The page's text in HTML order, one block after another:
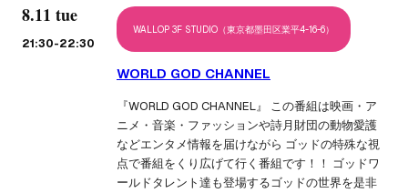
8.11 tue
21:30-22:30
WALLOP 3F STUDIO（東京都墨田区業平4-16-6）
WORLD GOD CHANNEL
『WORLD GOD CHANNEL』 この番組は映画・ア
ニメ・音楽・ファッションや詩月財団の動物愛護
などエンタメ情報を届けながら ゴッドの特殊な視
点で番組をくり広げて行く番組です！！ ゴッドワ
ールドタレント達も登場するゴッドの世界を是非